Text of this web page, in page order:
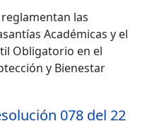
las
Académicas y el
Obligatorio en el
y Bienestar
078 del 22